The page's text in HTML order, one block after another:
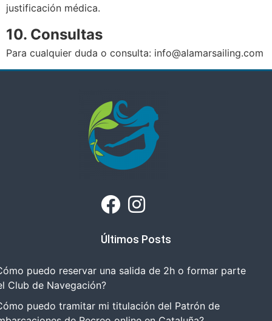
justificación médica.
10. Consultas
Para cualquier duda o consulta: info@alamarsailing.com
Últimos Posts
puedo reservar una salida de 2h o formar parte
Club de Navegación?
puedo tramitar mi titulación del Patrón de